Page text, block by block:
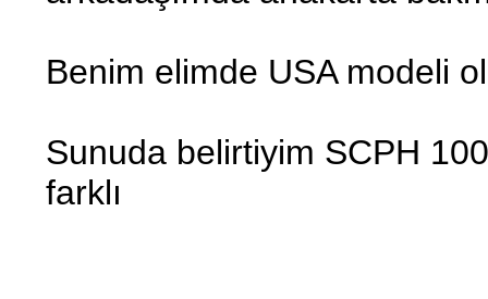
Benim elimde USA modeli
Sunuda belirtiyim SCPH
farklı